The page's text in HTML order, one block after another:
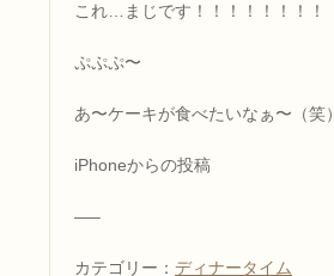
これ…まじです！！！！！！！！
ぷぷぷ〜
あ〜ケーキが食べたいなぁ〜（笑）
iPhoneからの投稿
—–
カテゴリー： ディナータイム